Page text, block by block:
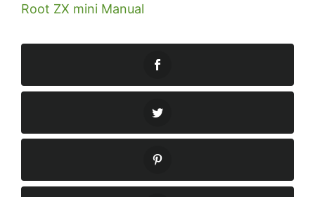
Root ZX mini Manual